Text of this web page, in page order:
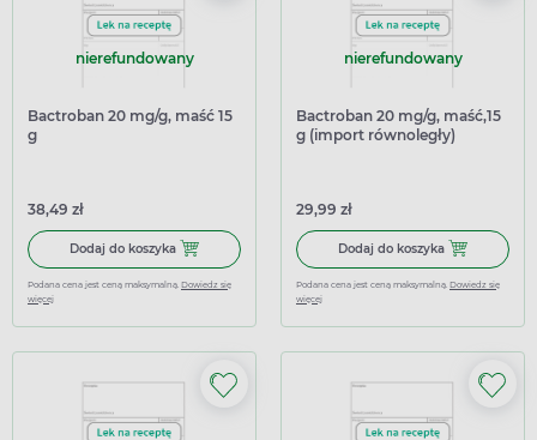
nierefundowany
Bactroban 20 mg/g, maść 15
g
38,49 zł
Dodaj do koszyka Dodaj do koszyka Bactroban 20 mg/g, maść 15 g
Podana cena jest ceną maksymalną. Dowiedz się
więcej
nierefundowany
Bactroban 20 mg/g, maść,15
g (import równoległy)
29,99 zł
Dodaj do koszyka Dodaj do
Podana cena jest ceną maksymalną. Dowiedz się
więcej